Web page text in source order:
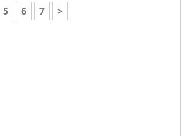
5 6 7 >